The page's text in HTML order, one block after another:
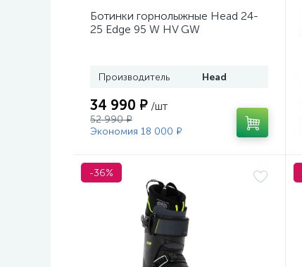
Ботинки горнолыжные Head 24-
25 Edge 95 W HV GW
Производитель Head
34 990 ₽ /шт
52 990 ₽
Экономия 18 000 ₽
-36%